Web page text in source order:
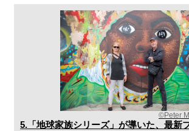
©Peter
5.「地球家族シリーズ」が導いた、最新